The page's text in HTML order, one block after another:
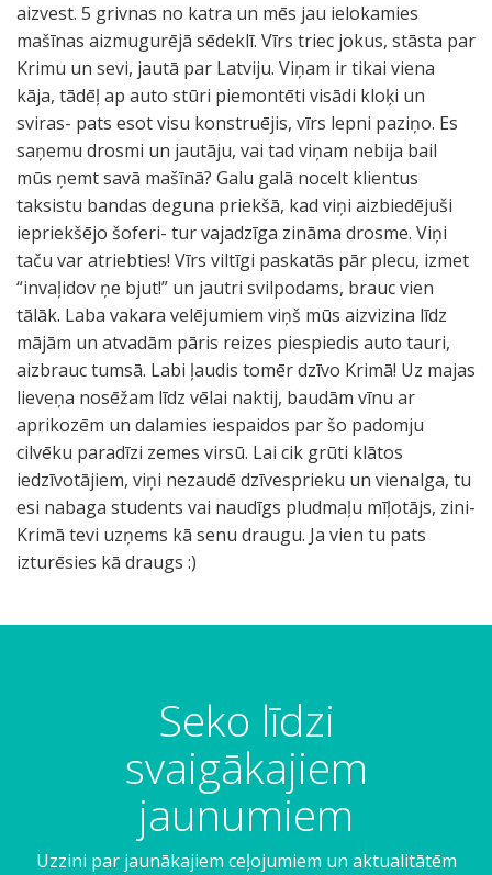
aizvest. 5 grivnas no katra un mēs jau ielokamies
mašīnas aizmugurējā sēdeklī. Vīrs triec jokus, stāsta par
Krimu un sevi, jautā par Latviju. Viņam ir tikai viena
kāja, tādēļ ap auto stūri piemontēti visādi kloķi un
sviras- pats esot visu konstruējis, vīrs lepni paziņo. Es
saņemu drosmi un jautāju, vai tad viņam nebija bail
mūs ņemt savā mašīnā? Galu galā nocelt klientus
taksistu bandas deguna priekšā, kad viņi aizbiedējuši
iepriekšējo šoferi- tur vajadzīga zināma drosme. Viņi
taču var atriebties! Vīrs viltīgi paskatās pār plecu, izmet
“invaļidov ņe bjut!” un jautri svilpodams, brauc vien
tālāk. Laba vakara velējumiem viņš mūs aizvizina līdz
mājām un atvadām pāris reizes piespiedis auto tauri,
aizbrauc tumsā. Labi ļaudis tomēr dzīvo Krimā! Uz majas
lieveņa nosēžam līdz vēlai naktij, baudām vīnu ar
aprikozēm un dalamies iespaidos par šo padomju
cilvēku paradīzi zemes virsū. Lai cik grūti klātos
iedzīvotājiem, viņi nezaudē dzīvesprieku un vienalga, tu
esi nabaga students vai naudīgs pludmaļu mīļotājs, zini-
Krimā tevi uzņems kā senu draugu. Ja vien tu pats
izturēsies kā draugs :)
Seko līdzi
svaigākajiem
jaunumiem
Uzzini par jaunākajiem ceļojumiem un aktualitātēm